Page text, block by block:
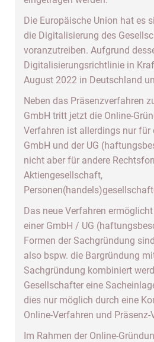
Die Europäische Union hat es
die Digitalisierung des
voranzutreiben. Aufgrund
Digitalisierungsrichtlinie in
August 2022 in Deutschland
Neben das Präsenzverfahren
GmbH tritt jetzt die Online-
Verfahren ist allerdings nur für
GmbH und der UG
nicht aber für andere
Aktiengesellschaft,
Das neue Verfahren
einer GmbH / UG
Formen der Sachgründung
also bspw. die Bargründung
Sachgründung kombiniert
Gesellschafter eine
dies nur möglich durch eine
Online-Verfahren und Präsenz-
Im Rahmen der Online-